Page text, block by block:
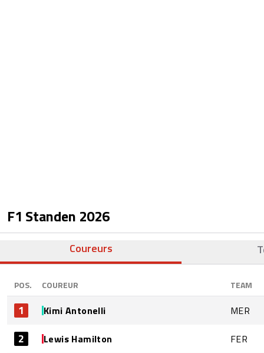
F1 Standen 2026
Coureurs
POS. COUREUR TEAM
1 Kimi Antonelli MER
2 Lewis Hamilton FER